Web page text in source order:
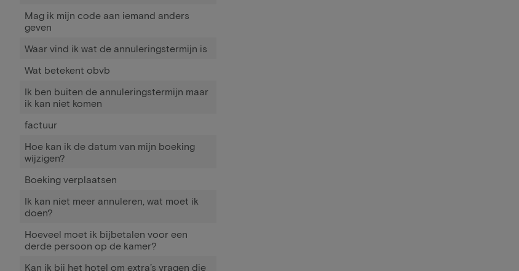
Mag ik mijn code aan iemand anders
geven
Waar vind ik wat de annuleringstermijn is
Wat betekent obvb
Ik ben buiten de annuleringstermijn maar
ik kan niet komen
factuur
Hoe kan ik de datum van mijn boeking
wijzigen?
Boeking verplaatsen
Ik kan niet meer annuleren, wat moet ik
doen?
Hoeveel moet ik bijbetalen voor een
derde persoon op de kamer?
Kan ik bij het hotel om extra’s vragen die